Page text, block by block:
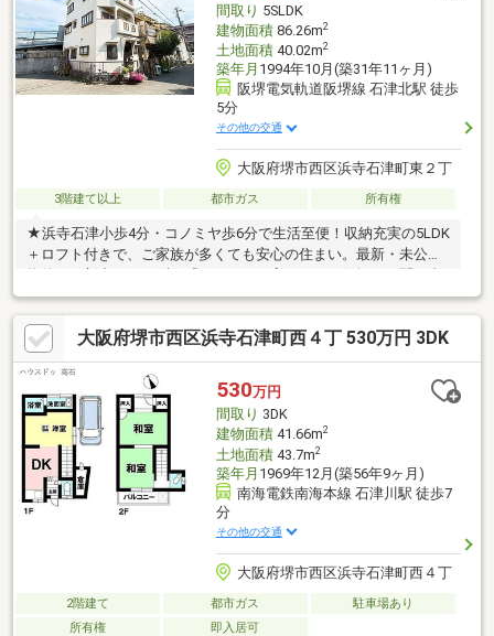
間取り 5SLDK
建物面積86.26m2
土地面積40.02m2
築年月 1994年10月(築31年11ヶ月)
阪堺電気軌道阪堺線 石津北駅 徒歩
5分
その他の交通
大阪府堺市西区浜寺石津町東２丁
3階建て以上 都市ガス 所有権
★浜寺石津小歩4分・コノミヤ歩6分で生活至便！収納充実の5LDK
＋ロフト付きで、ご家族が多くても安心の住まい。最新・未公開
わせください。
大阪府堺市西区浜寺石津町西４丁 530万円 3DK
530万円
間取り 3DK
建物面積41.66m2
土地面積43.7m2
築年月 1969年12月(築56年9ヶ月)
南海電鉄南海本線 石津川駅 徒歩7
分
その他の交通
大阪府堺市西区浜寺石津町西４丁
2階建て 都市ガス
駐車場あり
所有権
即入居可